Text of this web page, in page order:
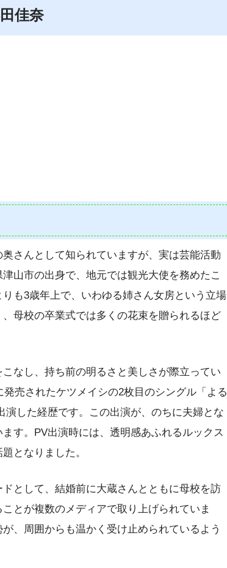
佳奈
さんとして知られていますが、実は芸能活動
山市の出身で、地元では観光大使を務めたこ
も3歳年上で、いわゆる姉さん女房という立場
母校の卒業式では多くの花束を贈られるほど
なし、持ち前の明るさと美しさが際立ってい
売されたケツメイシの2枚目のシングル「よる
した経歴です。この出演が、のちに夫婦とな
す。PV出演時には、透明感あふれるルックス
となりました。
として、結婚前に大蔵さんとともに母校を訪
とが複数のメディアで取り上げられていま
、周囲からも温かく受け止められているよう